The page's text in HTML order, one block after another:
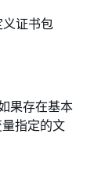
证书包
果存在基本
指定的文